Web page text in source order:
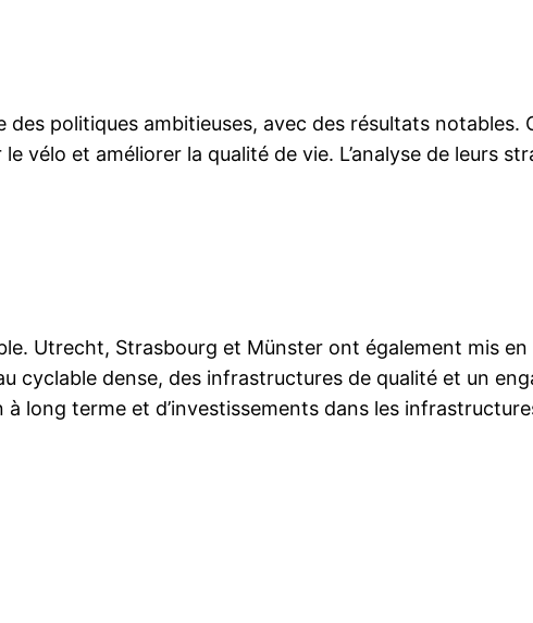
politiques ambitieuses, avec des résultats notables.
vélo et améliorer la qualité de vie. L’analyse de leurs
Utrecht, Strasbourg et Münster ont également mis
cyclable dense, des infrastructures de qualité et un
long terme et d’investissements dans les